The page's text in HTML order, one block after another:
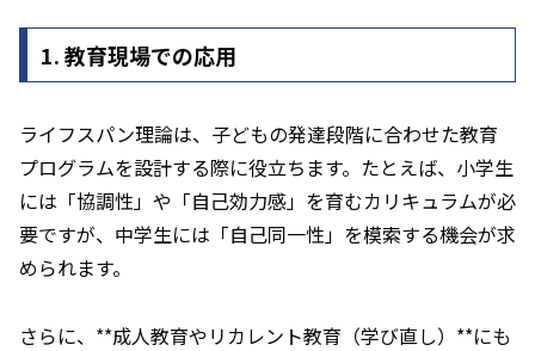
1. 教育現場での応用
ライフスパン理論は、子どもの発達段階に合わせた教育
プログラムを設計する際に役立ちます。たとえば、小学生
には「協調性」や「自己効力感」を育むカリキュラムが必
要ですが、中学生には「自己同一性」を模索する機会が求
められます。
さらに、**成人教育やリカレント教育（学び直し）**にも